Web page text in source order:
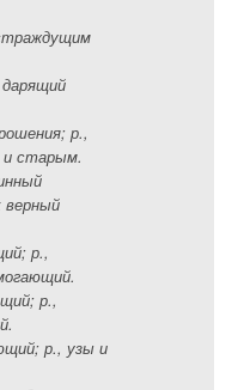
р.,
и старым.
верный
р.,
р.,
р., узы и